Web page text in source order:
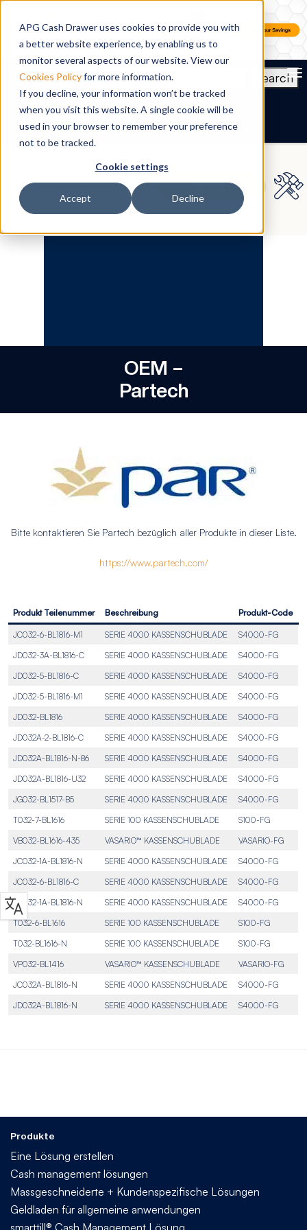
APG Cash Drawer uses cookies to provide you with
a better website experience, by enabling us to
monitor several aspects of our website. View our
Cookies Policyfor more information.
If you decline, your information won’t be tracked
when you visit this website. A single cookie will be
used in your browser to remember your preference
not to be tracked.
Cookie settings
Accept Decline
Search
DE
OEM –
Partech
Bitte kontaktieren Sie Partech bezüglich aller Produkte in dieser Liste.
https://www.partech.com/
Produkt Teilenummer Beschreibung Produkt-Code
JC032-6-BL1816-M1 SERIE 4000 KASSENSCHUBLADE
S4000-FG
JD032-3A-BL1816-C
SERIE 4000 KASSENSCHUBLADE
S4000-FG
JD032-5-BL1816-C
SERIE 4000 KASSENSCHUBLADE
S4000-FG
JD032-5-BL1816-M1
SERIE 4000 KASSENSCHUBLADE
S4000-FG
JD032-BL1816
SERIE 4000 KASSENSCHUBLADE
S4000-FG
JD032A-2-BL1816-C
SERIE 4000 KASSENSCHUBLADE
S4000-FG
JD032A-BL1816-N-86
SERIE 4000 KASSENSCHUBLADE
S4000-FG
JD032A-BL1816-U32
SERIE 4000 KASSENSCHUBLADE
S4000-FG
JG032-BL1517-B5
SERIE 4000 KASSENSCHUBLADE
S4000-FG
T032-7-BL1616
SERIE 100 KASSENSCHUBLADE
S100-FG
VB032-BL1616-435
VASARIO™ KASSENSCHUBLADE
VASARIO-FG
JC032-1A-BL1816-N
SERIE 4000 KASSENSCHUBLADE
S4000-FG
JC032-6-BL1816-C
SERIE 4000 KASSENSCHUBLADE
S4000-FG
JD032-1A-BL1816-N
SERIE 4000 KASSENSCHUBLADE
S4000-FG
T032-6-BL1616
SERIE 100 KASSENSCHUBLADE
S100-FG
T032-BL1616-N
SERIE 100 KASSENSCHUBLADE
S100-FG
VP032-BL1416
VASARIO™ KASSENSCHUBLADE
VASARIO-FG
JC032A-BL1816-N
SERIE 4000 KASSENSCHUBLADE
S4000-FG
JD032A-BL1816-N
SERIE 4000 KASSENSCHUBLADE S4000-FG
Produkte
Eine Lösung erstellen
Cash management lösungen
Massgeschneiderte + Kundenspezifische Lösungen
Geldladen für allgemeine anwendungen
smarttill® Cash Management Lösung